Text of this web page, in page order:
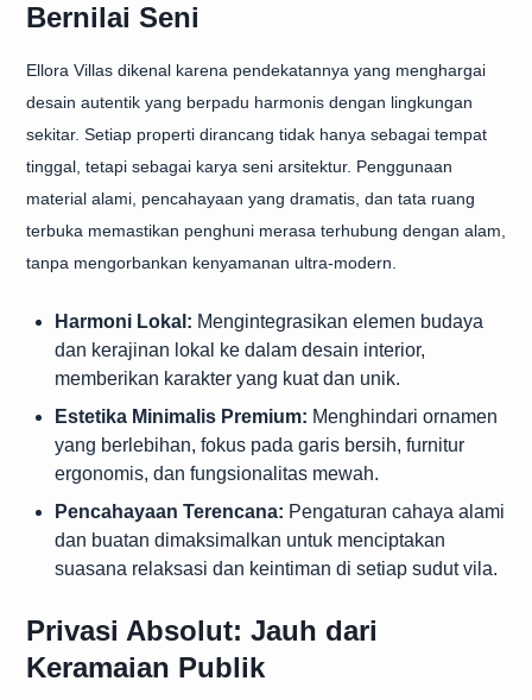
Bernilai Seni
Ellora Villas dikenal karena pendekatannya yang menghargai
desain autentik yang berpadu harmonis dengan lingkungan
sekitar. Setiap properti dirancang tidak hanya sebagai tempat
tinggal, tetapi sebagai karya seni arsitektur. Penggunaan
material alami, pencahayaan yang dramatis, dan tata ruang
terbuka memastikan penghuni merasa terhubung dengan alam,
tanpa mengorbankan kenyamanan ultra-modern.
Harmoni Lokal: Mengintegrasikan elemen budaya
dan kerajinan lokal ke dalam desain interior,
memberikan karakter yang kuat dan unik.
Estetika Minimalis Premium: Menghindari ornamen
yang berlebihan, fokus pada garis bersih, furnitur
ergonomis, dan fungsionalitas mewah.
Pencahayaan Terencana: Pengaturan cahaya alami
dan buatan dimaksimalkan untuk menciptakan
suasana relaksasi dan keintiman di setiap sudut vila.
Privasi Absolut: Jauh dari
Keramaian Publik